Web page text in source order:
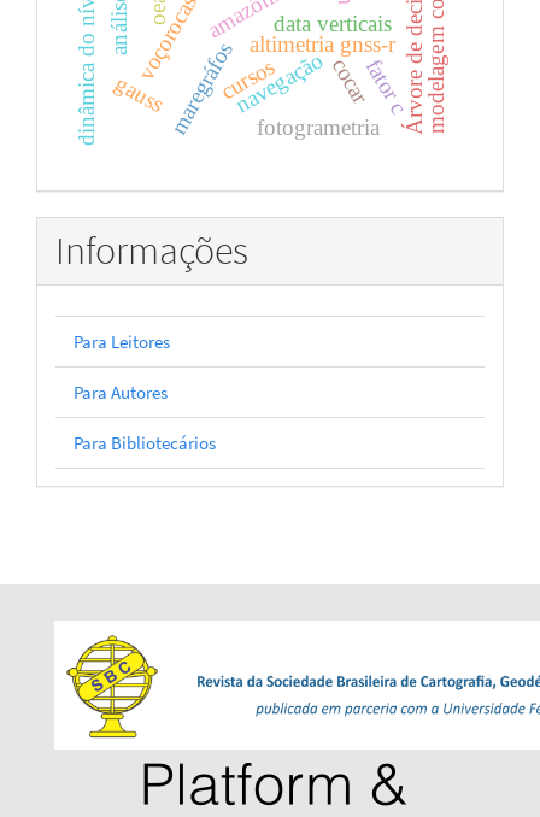
data verticais
voçorocas Árvore de decisão
altimetria gnss-r
maregráfosnavegação
fotogrametria
cocarfator c
gauss
oea
cursos
Informações
Para Leitores
Para Autores
Para Bibliotecários